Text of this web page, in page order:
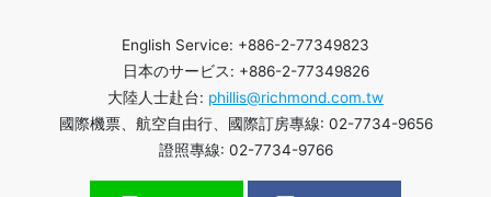
English Service: +886-2-77349823
日本のサービス: +886-2-77349826
大陸人士赴台: phillis@richmond.com.tw
國際機票、航空自由行、國際訂房專線: 02-7734-9656
證照專線: 02-7734-9766